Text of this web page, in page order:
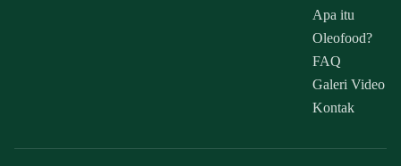
Apa itu
Oleofood?
FAQ
Galeri Video
Kontak